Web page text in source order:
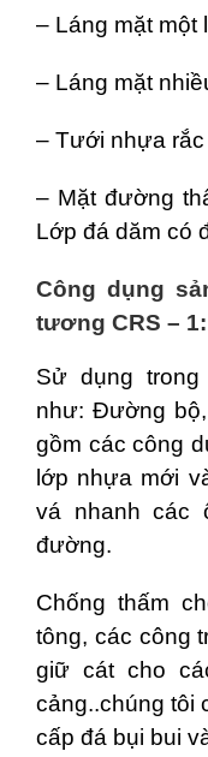
– Láng mặt một
– Láng mặt
– Tưới nhựa rắc
– Mặt đường
Lớp đá dăm có
Công dụng
tương CRS – 1:
Sử dụng
như: Đường
gồm các công
lớp nhựa mới
vá nhanh các
đường.
Chống thấm
tông, các công
giữ cát cho
cảng..chúng tôi
cấp đá bụi bui